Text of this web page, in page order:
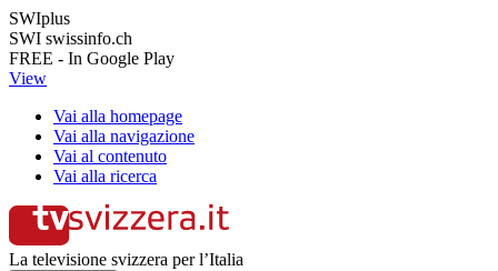
SWIplus
SWI swissinfo.ch
FREE - In Google Play
View
Vai alla homepage
Vai alla navigazione
Vai al contenuto
Vai alla ricerca
La televisione svizzera per l’Italia